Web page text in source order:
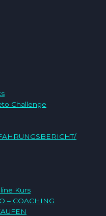
Challenge
Kurs
– COACHING